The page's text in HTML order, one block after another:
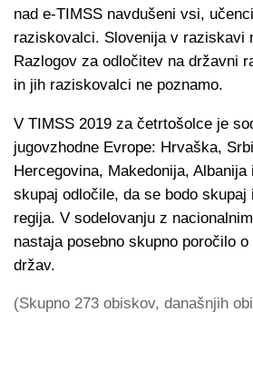
nad e-TIMSS navdušeni vsi,
raziskovalci. Slovenija v raziskavi
Razlogov za odločitev na državni
in jih raziskovalci ne poznamo.
V TIMSS 2019 za četrtošolce je
jugovzhodne Evrope: Hrvaška,
Hercegovina, Makedonija,
skupaj odločile, da se bodo skupaj
regija. V sodelovanju z
nastaja posebno skupno poročilo
držav.
(Skupno 273 obiskov, današnjih